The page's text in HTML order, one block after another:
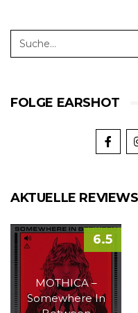
FOLGE EARSHOT
AKTUELLE REVIEWS
MOTHICA –
Somewhere In
6.5